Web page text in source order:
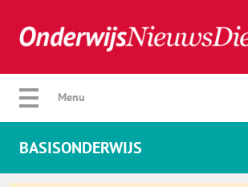
Verberg menu
Home
Menu
BASISONDERWIJS